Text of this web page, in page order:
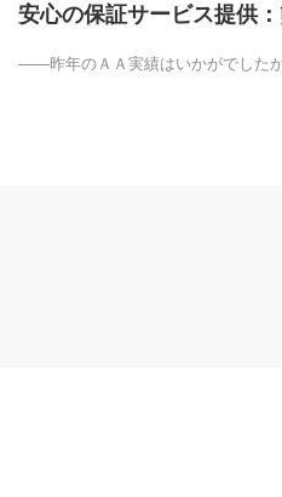
安心の保証サービス提供
――昨年のＡＡ実績はいかがでした